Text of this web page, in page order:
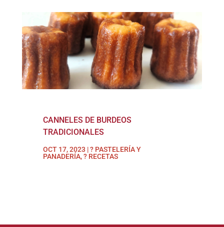
CANNELES DE BURDEOS
TRADICIONALES
OCT 17, 2023 |? PASTELERÍA Y
PANADERÍA,? RECETAS